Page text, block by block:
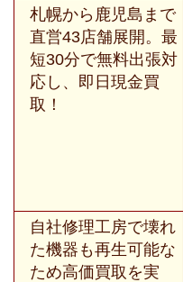
札幌から鹿児島まで
直営43店舗展開。最
短30分で無料出張対
応し、即日現金買
取！
自社修理工房で壊れ
た機器も再生可能な
ため高価買取を実